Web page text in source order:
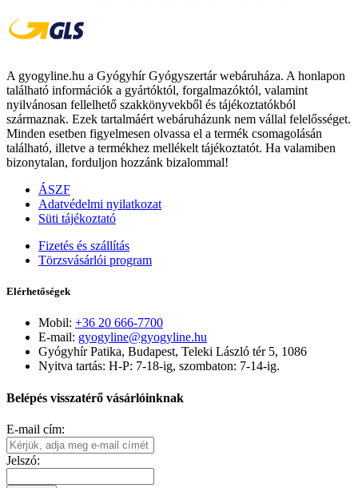
A gyogyline.hu a Gyógyhír Gyógyszertár webáruháza. A honlapon
található információk a gyártóktól, forgalmazóktól, valamint
nyilvánosan fellelhető szakkönyvekből és tájékoztatókból
származnak. Ezek tartalmáért webáruházunk nem vállal felelősséget.
Minden esetben figyelmesen olvassa el a termék csomagolásán
található, illetve a termékhez mellékelt tájékoztatót. Ha valamiben
bizonytalan, forduljon hozzánk bizalommal!
ÁSZF
Adatvédelmi nyilatkozat
Süti tájékoztató
Fizetés és szállítás
Törzsvásárlói program
Elérhetőségek
Mobil: +36 20 666-7700
E-mail: gyogyline@gyogyline.hu
Gyógyhír Patika, Budapest, Teleki László tér 5, 1086
Nyitva tartás: H-P: 7-18-ig, szombaton: 7-14-ig.
Belépés visszatérő vásárlóinknak
E-mail cím:
Jelszó: